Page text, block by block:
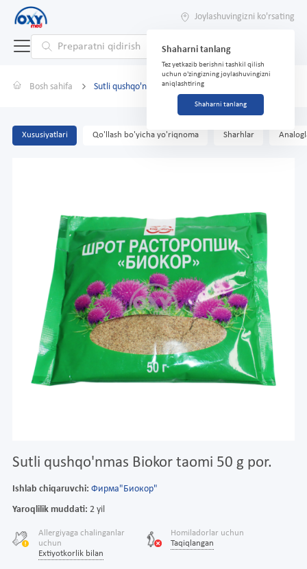
Joylashuvingizni ko'rsating
Shaharni tanlang
Tez yetkazib berishni tashkil qilish
uchun o'zingizning joylashuvingizni
aniqlashtiring
Shaharni tanlang
Bosh sahifa Sutli qushqo'nmas Biokor taomi 50 g por.
Xususiyatlari Qo'llash bo'yicha yo'riqnoma Sharhlar
Sutli qushqo'nmas Biokor taomi 50 g por.
Ishlab chiqaruvchi: Фирма"Биокор"
Yaroqlilik muddati: 2 yil
Allergiyaga chalinganlar
uchun
Extiyotkorlik bilan
Homiladorlar uchun
Taqiqlangan